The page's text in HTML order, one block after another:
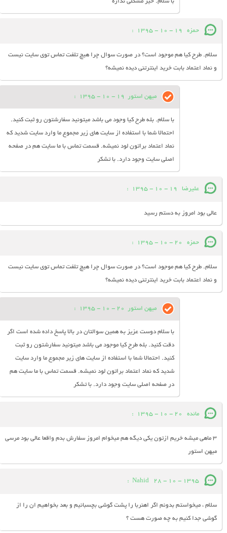
با سلام. خیر مشکلی نداره
حمزه 19 - 10 - 1395
:
سلام. طرح کیا هم موجود است؟ در صورت سوال چرا هیچ تلفت تماس توی سایت نیست
و نماد اعتماد بابت خرید اینترتنی دیده نمیشه؟
میهن استور 19 - 10 - 1395
:
با سلام. بله طرح کیا وجود می باشد میتونید سفارشتون رو ثبت کنید.
احتمالا شما با استفاده از سایت های زیر مجموع ما وارد سایت شدید که
نماد اعتماد براتون لود نمیشه. قسمت تماس با ما سایت هم در صفحه
اصلی سایت وجود دارد. با تشکر
علیرضا 19 - 10 - 1395
:
عالی بود امروز به دستم رسید
حمزه 20 - 10 - 1395
:
سلام. طرح کیا هم موجود است؟ در صورت سوال چرا هیچ تلفت تماس توی سایت نیست
و نماد اعتماد بابت خرید اینترتنی دیده نمیشه؟
میهن استور 20 - 10 - 1395
:
با سلام دوست عزیز به همین سوالتان در بالا پاسخ داده شده است اگر
دقت کنید. بله طرح کیا موجود می باشد میتونید سفارشتون رو ثبت
کنید. احتمالا شما با استفاده از سایت های زیر مجموع ما وارد سایت
شدید که نماد اعتماد براتون لود نمیشه. قسمت تماس با ما سایت هم
در صفحه اصلی سایت وجود دارد. با تشکر
مائده 20 - 10 - 1395
:
3 ماهی میشه خریم ازتون یکی دیگه هم میخوام امروز سفارش بدم واقعا عالی بود مرسی
میهن استور
Nahid 28 - 10 - 1395
:
سلام ، میخواستم بدونم اگر اهنربا را پشت گوشی بچسبانیم و بعد بخواهیم ان را از
گوشی جدا کنیم به چه صورت هست ؟